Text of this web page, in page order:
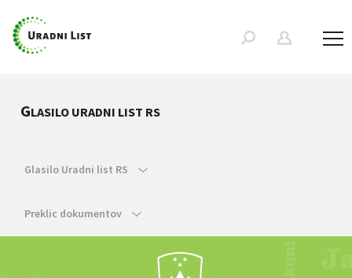
GLASILO URADNI LIST RS
Glasilo Uradni list RS
Preklic dokumentov